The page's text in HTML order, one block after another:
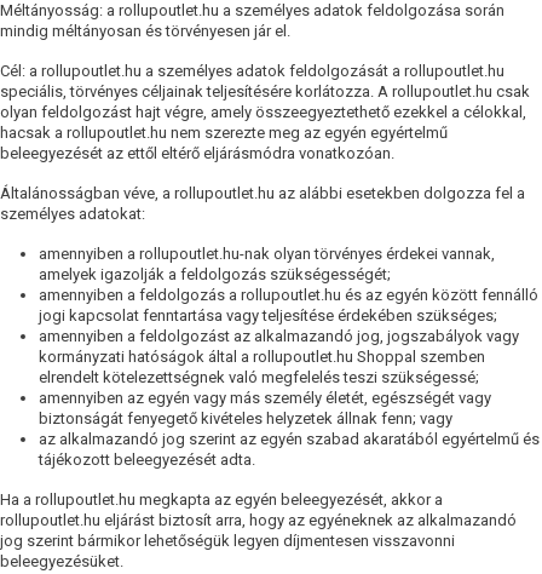
Méltányosság: a rollupoutlet.hu a személyes adatok feldolgozása során
mindig méltányosan és törvényesen jár el.
Cél: a rollupoutlet.hu a személyes adatok feldolgozását a rollupoutlet.hu
speciális, törvényes céljainak teljesítésére korlátozza. A rollupoutlet.hu csak
olyan feldolgozást hajt végre, amely összeegyeztethető ezekkel a célokkal,
hacsak a rollupoutlet.hu nem szerezte meg az egyén egyértelmű
beleegyezését az ettől eltérő eljárásmódra vonatkozóan.
Általánosságban véve, a rollupoutlet.hu az alábbi esetekben dolgozza fel a
személyes adatokat:
amennyiben a rollupoutlet.hu-nak olyan törvényes érdekei vannak,
amelyek igazolják a feldolgozás szükségességét;
amennyiben a feldolgozás a rollupoutlet.hu és az egyén között fennálló
jogi kapcsolat fenntartása vagy teljesítése érdekében szükséges;
amennyiben a feldolgozást az alkalmazandó jog, jogszabályok vagy
kormányzati hatóságok által a rollupoutlet.hu Shoppal szemben
elrendelt kötelezettségnek való megfelelés teszi szükségessé;
amennyiben az egyén vagy más személy életét, egészségét vagy
biztonságát fenyegető kivételes helyzetek állnak fenn; vagy
az alkalmazandó jog szerint az egyén szabad akaratából egyértelmű és
tájékozott beleegyezését adta.
Ha a rollupoutlet.hu megkapta az egyén beleegyezését, akkor a
rollupoutlet.hu eljárást biztosít arra, hogy az egyéneknek az alkalmazandó
jog szerint bármikor lehetőségük legyen díjmentesen visszavonni
beleegyezésüket.